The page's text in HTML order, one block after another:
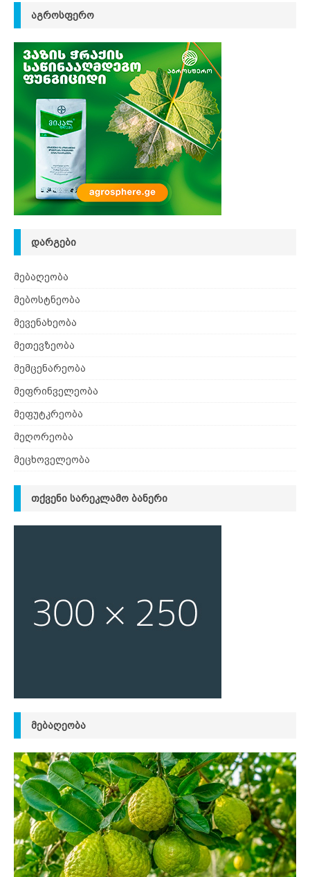
ᲐᲒᲠᲝᲡᲤᲔᲠᲝ
ᲓᲐᲠᲒᲔᲑᲘ
მებაღეობა
მებოსტნეობა
მევენახეობა
მეთევზეობა
მემცენარეობა
მეფრინველეობა
მეფუტკრეობა
მეღორეობა
მეცხოველეობა
ᲗᲥᲕᲔᲜᲘ ᲡᲐᲠᲔᲙᲚᲐᲛᲝ ᲑᲐᲜᲔᲠᲘ
ᲛᲔᲑᲐᲦᲔᲝᲑᲐ